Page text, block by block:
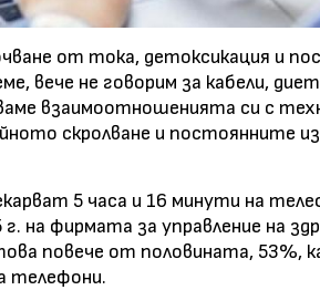
от тока, детоксикация и
вече не говорим за кабели,
взаимоотношенията си с
скролване и постоянните
5 часа и 16 минути на
на фирмата за управление на
повече от половината, 53%,
телефони.